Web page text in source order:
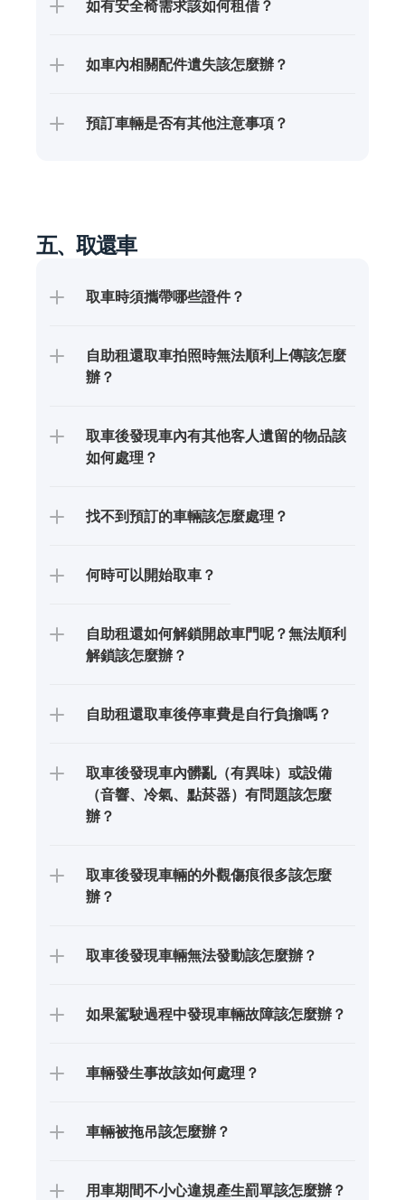
如有安全椅需求該如何租借？
如車內相關配件遺失該怎麼辦？
預訂車輛是否有其他注意事項？
五、取還車
取車時須攜帶哪些證件？
自助租還取車拍照時無法順利上傳該怎麼
辦？
取車後發現車內有其他客人遺留的物品該
如何處理？
找不到預訂的車輛該怎麼處理？
何時可以開始取車？
自助租還如何解鎖開啟車門呢？無法順利
解鎖該怎麼辦？
自助租還取車後停車費是自行負擔嗎？
取車後發現車內髒亂（有異味）或設備
（音響、冷氣、點菸器）有問題該怎麼
辦？
取車後發現車輛的外觀傷痕很多該怎麼
辦？
取車後發現車輛無法發動該怎麼辦？
如果駕駛過程中發現車輛故障該怎麼辦？
車輛發生事故該如何處理？
車輛被拖吊該怎麼辦？
用車期間不小心違規產生罰單該怎麼辦？